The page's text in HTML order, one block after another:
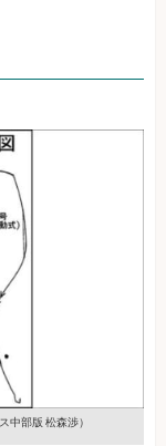
中部版 松森渉）